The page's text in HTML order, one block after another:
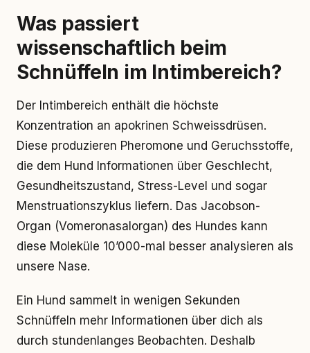
Was passiert
wissenschaftlich beim
Schnüffeln im Intimbereich?
Der Intimbereich enthält die höchste
Konzentration an apokrinen Schweissdrüsen.
Diese produzieren Pheromone und Geruchsstoffe,
die dem Hund Informationen über Geschlecht,
Gesundheitszustand, Stress-Level und sogar
Menstruationszyklus liefern. Das Jacobson-
Organ (Vomeronasalorgan) des Hundes kann
diese Moleküle 10’000-mal besser analysieren als
unsere Nase.
Ein Hund sammelt in wenigen Sekunden
Schnüffeln mehr Informationen über dich als
durch stundenlanges Beobachten. Deshalb